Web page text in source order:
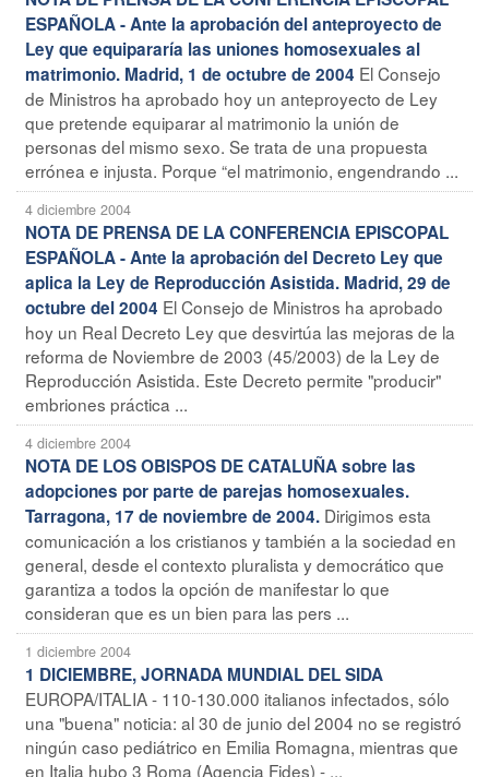
ESPAÑOLA - Ante la aprobación del anteproyecto de
Ley que equipararía las uniones homosexuales al
matrimonio. Madrid, 1 de octubre de 2004 El Consejo
de Ministros ha aprobado hoy un anteproyecto de Ley
que pretende equiparar al matrimonio la unión de
personas del mismo sexo. Se trata de una propuesta
errónea e injusta. Porque “el matrimonio, engendrando ...
4 diciembre 2004
NOTA DE PRENSA DE LA CONFERENCIA EPISCOPAL
ESPAÑOLA - Ante la aprobación del Decreto Ley que
aplica la Ley de Reproducción Asistida. Madrid, 29 de
octubre del 2004 El Consejo de Ministros ha aprobado
hoy un Real Decreto Ley que desvirtúa las mejoras de la
reforma de Noviembre de 2003 (45/2003) de la Ley de
Reproducción Asistida. Este Decreto permite "producir"
embriones práctica ...
4 diciembre 2004
NOTA DE LOS OBISPOS DE CATALUÑA sobre las
adopciones por parte de parejas homosexuales.
Tarragona, 17 de noviembre de 2004. Dirigimos esta
comunicación a los cristianos y también a la sociedad en
general, desde el contexto pluralista y democrático que
garantiza a todos la opción de manifestar lo que
consideran que es un bien para las pers ...
1 diciembre 2004
1 DICIEMBRE, JORNADA MUNDIAL DEL SIDA
EUROPA/ITALIA - 110-130.000 italianos infectados, sólo
una "buena" noticia: al 30 de junio del 2004 no se registró
ningún caso pediátrico en Emilia Romagna, mientras que
en Italia hubo 3 Roma (Agencia Fides) - ...